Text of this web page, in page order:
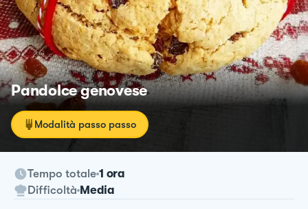
Pandolce genovese
Modalità passo passo
Tempo totale 1 ora
Difficoltà Media